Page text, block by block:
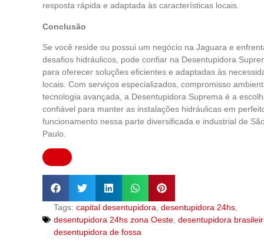
resposta rápida e adaptada às características locais.
Conclusão
Se você reside ou possui um negócio na Jaguara e
desafios hidráulicos, pode confiar na Desentupidora
para oferecer soluções eficientes e adaptadas às
locais. Com serviços especializados, compromisso
tecnologia avançada, a Desentupidora Suprema é a
confiável para manter as instalações hidráulicas em
funcionamento nessa parte diversificada e industrial de
Paulo.
Tags:capital desentupidora ,desentupidora 24hs
desentupidora 24hs zona Oeste ,desentupidora
desentupidora de fossa